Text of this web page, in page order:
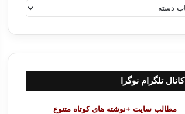
کانال تلگرام نوگرا
مطالب سایت +نوشته های کوتاه متنوع